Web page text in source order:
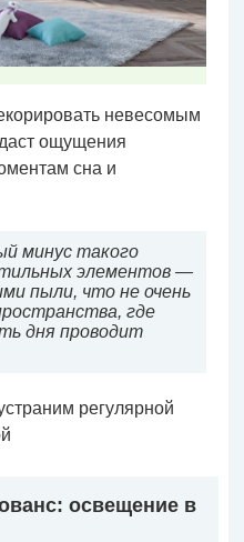
невесомым
ощущения
сна и
минус такого
элементов —
пыли, что не очень
где
дня проводит
регулярной
освещение в